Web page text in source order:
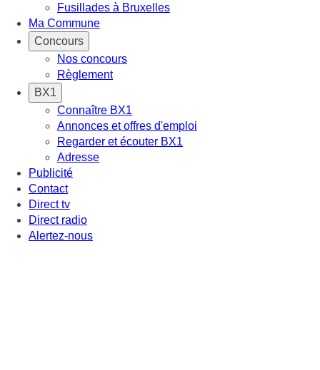
Fusillades à Bruxelles
Ma Commune
Concours
Nos concours
Règlement
BX1
Connaître BX1
Annonces et offres d'emploi
Regarder et écouter BX1
Adresse
Publicité
Contact
Direct tv
Direct radio
Alertez-nous